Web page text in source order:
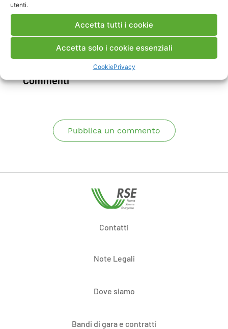
utenti.
Accetta tutti i cookie
Accetta solo i cookie essenziali
CookiePrivacy
alla conferenza ICOLIM 2017 ottenendo un
Scarica Rapporto
Commenti
Pubblica un commento
Contatti
Note Legali
Dove siamo
Bandi di gara e contratti